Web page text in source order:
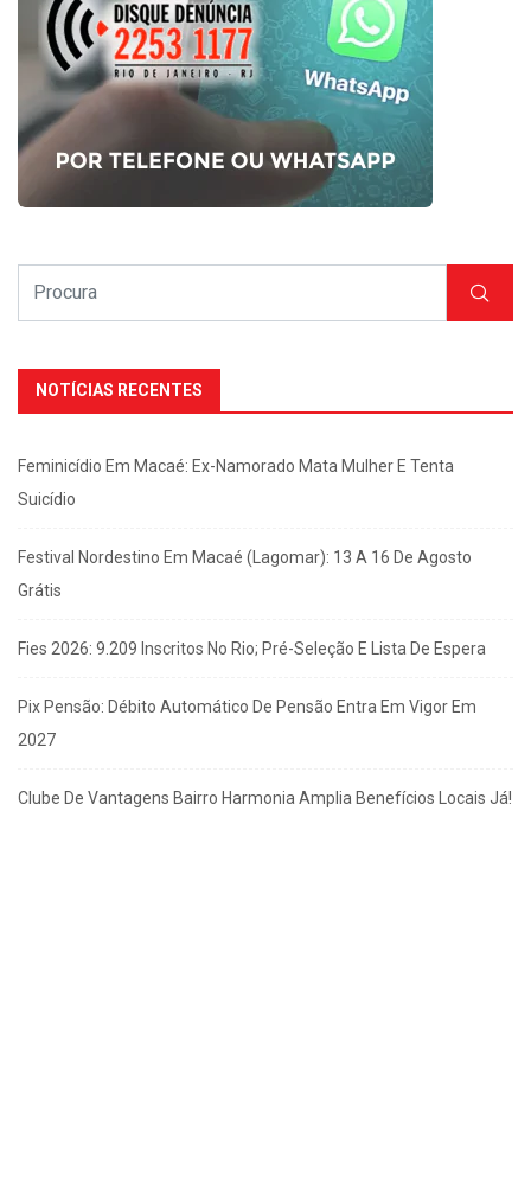
NOTÍCIAS RECENTES
Feminicídio Em Macaé: Ex-Namorado Mata Mulher E Tenta
Suicídio
Festival Nordestino Em Macaé (Lagomar): 13 A 16 De Agosto
Grátis
Fies 2026: 9.209 Inscritos No Rio; Pré-Seleção E Lista De Espera
Pix Pensão: Débito Automático De Pensão Entra Em Vigor Em
2027
Clube De Vantagens Bairro Harmonia Amplia Benefícios Locais Já!